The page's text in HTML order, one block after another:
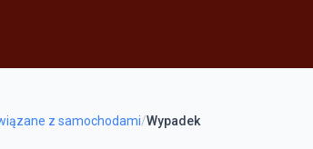
z samochodami/Wypadek